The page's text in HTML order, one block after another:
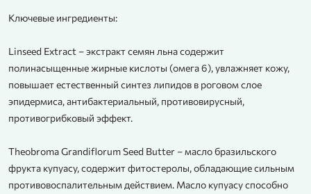
Ключевые ингредиенты:
Linseed Extract – экстракт семян льна содержит
полинасыщенные жирные кислоты (омега 6), увлажняет кожу,
повышает естественный синтез липидов в роговом слое
эпидермиса, антибактериальный, противовирусный,
противогрибковый эффект.
Theobroma Grandiflorum Seed Butter – масло бразильского
фрукта купуасу, содержит фитостеролы, обладающие сильным
противовоспалительным действием. Масло купуасу способно